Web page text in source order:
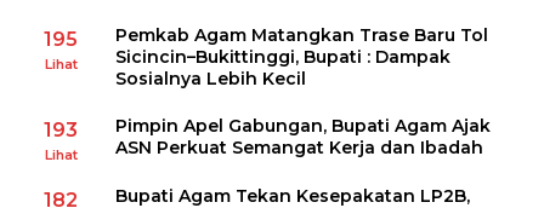
195
Lihat
Pemkab Agam Matangkan Trase Baru Tol
Sicincin–Bukittinggi, Bupati : Dampak
Sosialnya Lebih Kecil
193
Lihat
Pimpin Apel Gabungan, Bupati Agam Ajak
ASN Perkuat Semangat Kerja dan Ibadah
182
Bupati Agam Tekan Kesepakatan LP2B,